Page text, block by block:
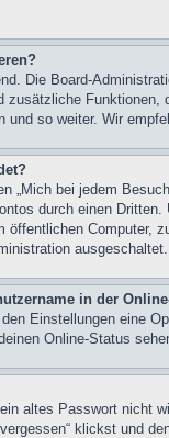
Die Board-
und so weiter. Wir
„Mich bei jedem
durch einen
öffentlichen Computer,
ausgeschaltet.
in der
Einstellungen eine
Online-Status
altes Passwort nicht
klickst und